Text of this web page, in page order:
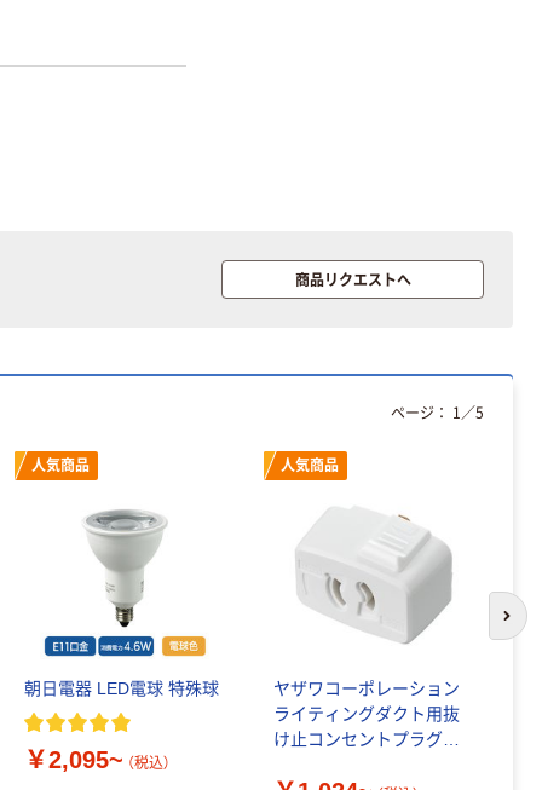
商品リクエストへ
人気商品
朝日電器 LED電球 特殊球
￥2,095~ （税込）
人気商品
ヤザワコーポレーション
ライティングダクト用抜
け止コンセントプラグ
ページ： 1／5
次
共同企画 トイ
￥330~
本気プライス
トファイル エコ
ノミータイプ
A4タテ(コクヨ
製造）
￥115~
芯あり FSC認
証